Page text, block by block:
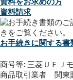
資料をお求めの方
資料請求
お手続きに関する
商号等: 三菱ＵＦＪ
商品取引業者 関東